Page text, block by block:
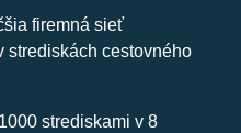
firemná sieť
strediskách cestovného
strediskami v 8